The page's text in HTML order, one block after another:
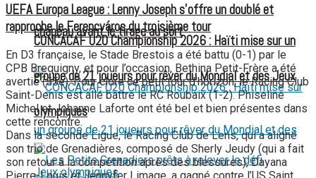
chapeau avant le tirage au sort
CONCACAF U20 Championship 2026 : Haïti mise sur un
groupe de 21 joueurs pour rêver du Mondial et des Jeux
olympiques
UEFA Europa League : Lenny Joseph s’offre un doublé et
rapproche le Ferencváros du troisième tour
En D3 française, le Stade Brestois a été battu (0-1) par le
CPB Brequigny, et pour l’occasion, Bethina Petit-Frère a été
avertie (55e). Pour clore ce petit tour d’horizon, le Racing Club
Saint-Denis est allé battre le RC Roubaix (1-2). Phiseline
Michel et Johanne Laforte ont été bel et bien présentes dans
cette rencontre.
Dans la seconde Ligue, le Racing Club de Lens, qui a aligné
son trio de Grenadières, composé de Sherly Jeudy (qui a fait
son retour à la compétition après des blessures), Dayana